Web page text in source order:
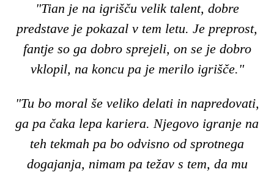
"Tian je na igrišču velik talent, dobre
predstave je pokazal v tem letu. Je preprost,
fantje so ga dobro sprejeli, on se je dobro
vklopil, na koncu pa je merilo igrišče."
"Tu bo moral še veliko delati in napredovati,
ga pa čaka lepa kariera. Njegovo igranje na
teh tekmah pa bo odvisno od sprotnega
dogajanja, nimam pa težav s tem, da mu